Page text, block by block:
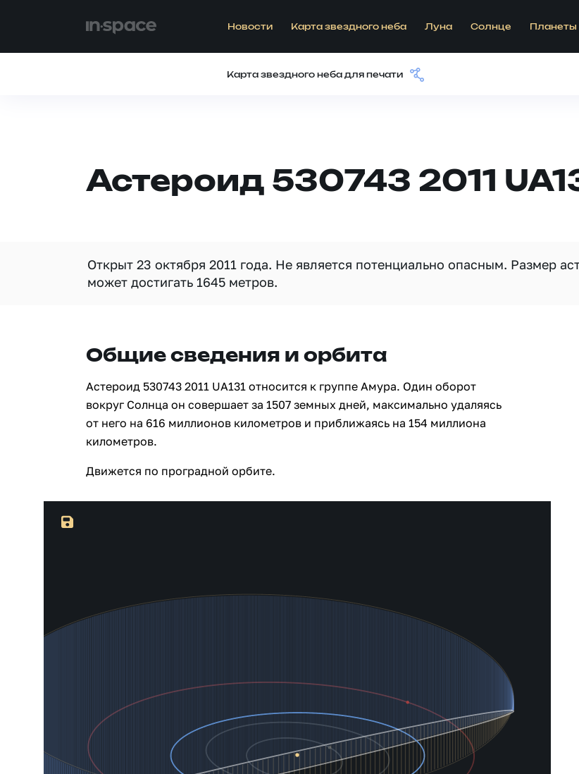
Новости Карта звездного неба Луна Солнце Планеты
Карта звездного неба для печати
Астероид 530743 2011
Открыт 23 октября 2011 года. Не является потенциально опасным. Размер
может достигать 1645 метров.
Общие сведения и орбита
Астероид 530743 2011 UA131 относится к группе Амура. Один оборот
вокруг Солнца он совершает за 1507 земных дней, максимально удаляясь
от него на 616 миллионов километров и приближаясь на 154 миллиона
километров.
Движется по проградной орбите.